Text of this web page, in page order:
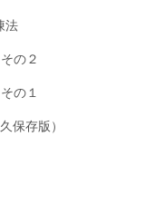
法
の２
の１
保存版）